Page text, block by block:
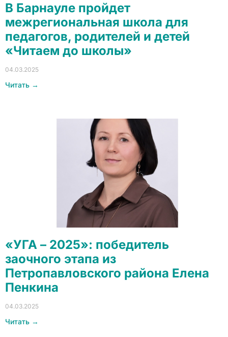
В Барнауле пройдет
межрегиональная школа для
педагогов, родителей и детей
«Читаем до школы»
04.03.2025
Читать →
«УГА – 2025»: победитель
заочного этапа из
Петропавловского района Елена
Пенкина
04.03.2025
Читать →